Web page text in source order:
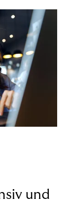
But this is
more
steps to
und